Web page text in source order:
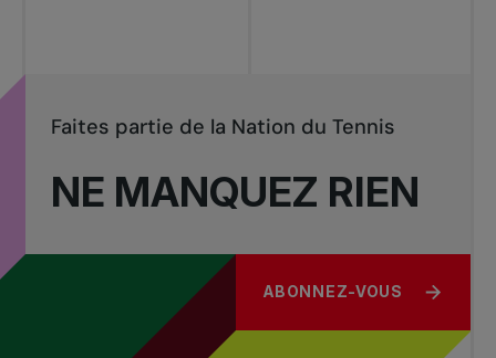
NE MANQUEZ RIEN
Faites partie de la Nation du Tennis
ABONNEZ-VOUS